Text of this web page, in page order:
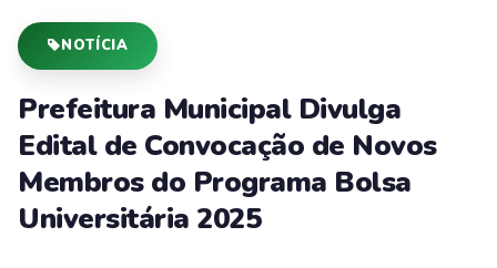
NOTÍCIA
Prefeitura Municipal Divulga
Edital de Convocação de Novos
Membros do Programa Bolsa
Universitária 2025